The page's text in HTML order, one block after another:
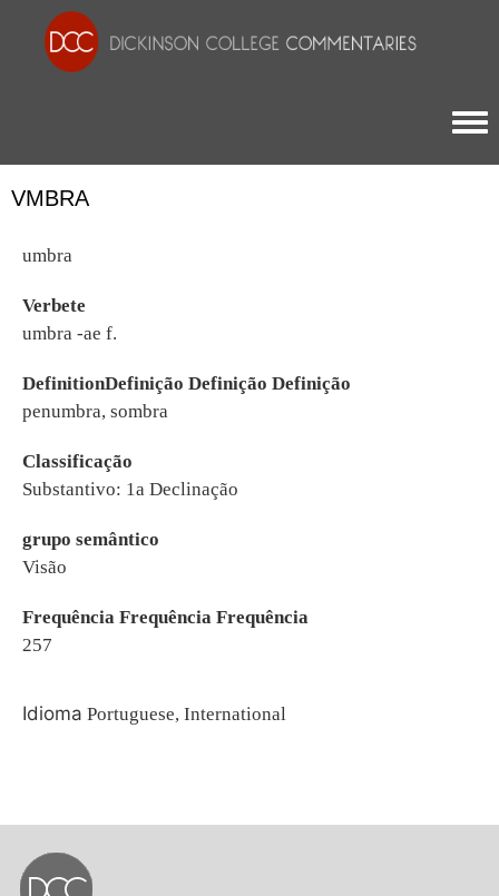
VMBRA
umbra
Verbete
umbra -ae f.
DefinitionDefinição Definição Definição
penumbra, sombra
Classificação
Substantivo: 1a Declinação
grupo semântico
Visão
Frequência Frequência Frequência
257
Idioma Portuguese, International